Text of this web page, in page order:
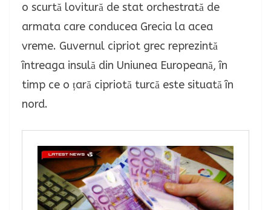
o scurtă lovitură de stat orchestrată de
armata care conducea Grecia la acea
vreme. Guvernul cipriot grec reprezintă
întreaga insulă din Uniunea Europeană, în
timp ce o țară cipriotă turcă este situată în
nord.